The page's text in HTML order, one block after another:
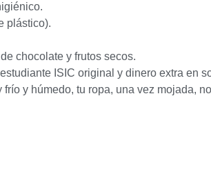
plástico).
chocolate y frutos secos.
ISIC original y dinero extra en
y húmedo, tu ropa, una vez mojada,